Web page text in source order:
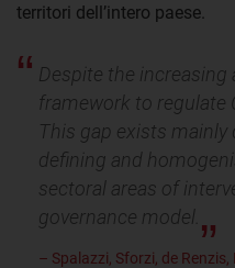
territori dell’intero paese.
Despite the
framework to regulate
This gap exists
defining and
sectoral areas of
governance model.
– Spalazzi, Sforzi, de